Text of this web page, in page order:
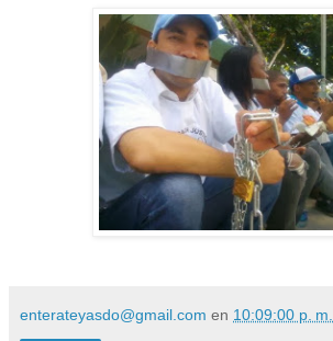
enterateyasdo@gmail.com en 10:09:00 p. m.